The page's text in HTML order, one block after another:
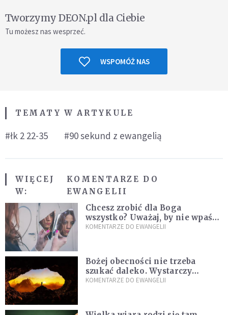
Tworzymy DEON.pl dla Ciebie
Tu możesz nas wesprzeć.
WSPOMÓŻ NAS
TEMATY W ARTYKULE
#łk 2 22-35 #90 sekund z ewangelią
WIĘCEJ
W:
KOMENTARZE DO
EWANGELII
Chcesz zrobić dla Boga
wszystko? Uważaj, by nie wpaść
w groźną pułapkę
KOMENTARZE DO EWANGELII
Bożej obecności nie trzeba
szukać daleko. Wystarczy
nauczyć się słuchać
KOMENTARZE DO EWANGELII